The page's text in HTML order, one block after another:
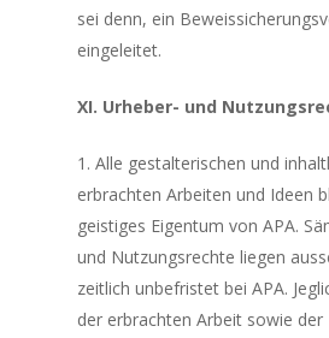
sei denn, ein
eingeleitet.
XI. Urheber- und
1. Alle gestalterischen und
erbrachten Arbeiten und Ideen
geistiges Eigentum von APA.
und Nutzungsrechte liegen
zeitlich unbefristet bei APA.
der erbrachten Arbeit sowie der